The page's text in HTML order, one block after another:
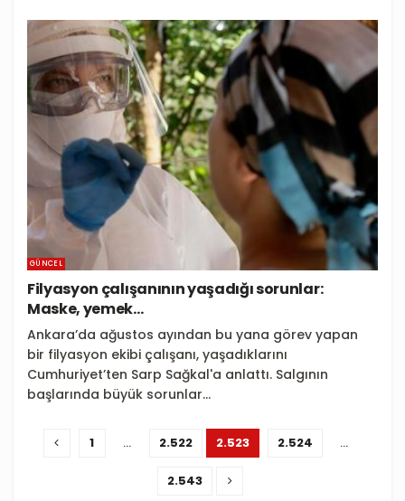
GÜNCEL
Filyasyon çalışanının yaşadığı sorunlar:
Maske, yemek…
Ankara’da ağustos ayından bu yana görev yapan
bir filyasyon ekibi çalışanı, yaşadıklarını
Cumhuriyet’ten Sarp Sağkal'a anlattı. Salgının
başlarında büyük sorunlar...
1 … 2.522 2.523 2.524 …
2.543